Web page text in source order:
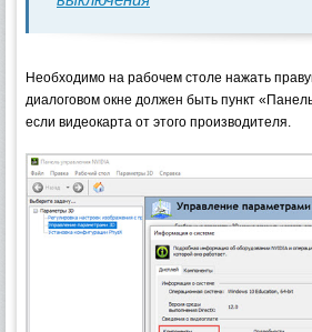
Необходимо на рабочем столе нажать
диалоговом окне должен быть пункт
если видеокарта от этого производителя.